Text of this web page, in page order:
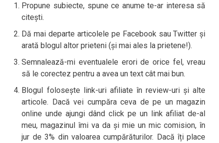
Propune subiecte, spune ce anume te-ar interesa să
citești.
Dă mai departe articolele pe Facebook sau Twitter și
arată blogul altor prieteni (și mai ales la prietene!).
Semnalează-mi eventualele erori de orice fel, vreau
să le corectez pentru a avea un text cât mai bun.
Blogul folosește link-uri afiliate în review-uri și alte
articole. Dacă vei cumpăra ceva de pe un magazin
online unde ajungi dând click pe un link afiliat de-al
meu, magazinul îmi va da și mie un mic comision, în
jur de 3% din valoarea cumpărăturilor. Dacă îți place